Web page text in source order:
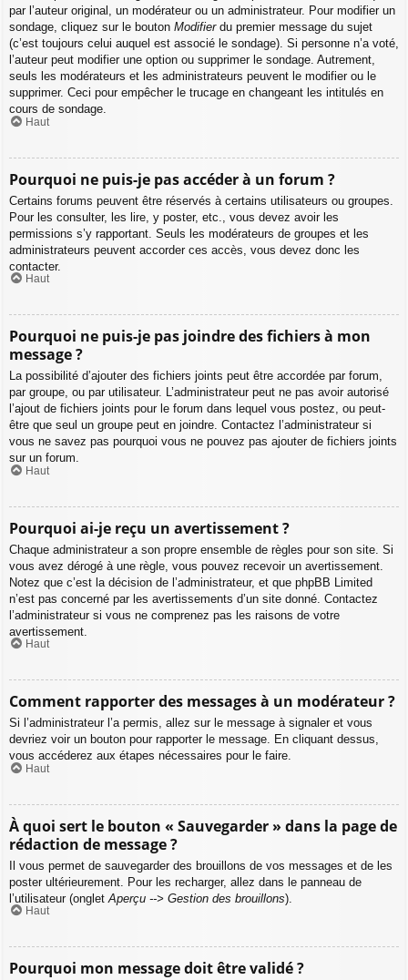
par l’auteur original, un modérateur ou un administrateur. Pour modifier un
sondage, cliquez sur le bouton Modifierdu premier message du sujet
(c’est toujours celui auquel est associé le sondage). Si personne n’a voté,
l’auteur peut modifier une option ou supprimer le sondage. Autrement,
seuls les modérateurs et les administrateurs peuvent le modifier ou le
supprimer. Ceci pour empêcher le trucage en changeant les intitulés en
cours de sondage.
Haut
Pourquoi ne puis-je pas accéder à un forum ?
Certains forums peuvent être réservés à certains utilisateurs ou groupes.
Pour les consulter, les lire, y poster, etc., vous devez avoir les
permissions s’y rapportant. Seuls les modérateurs de groupes et les
administrateurs peuvent accorder ces accès, vous devez donc les
contacter.
Haut
Pourquoi ne puis-je pas joindre des fichiers à mon
message ?
La possibilité d’ajouter des fichiers joints peut être accordée par forum,
par groupe, ou par utilisateur. L’administrateur peut ne pas avoir autorisé
l’ajout de fichiers joints pour le forum dans lequel vous postez, ou peut-
être que seul un groupe peut en joindre. Contactez l’administrateur si
vous ne savez pas pourquoi vous ne pouvez pas ajouter de fichiers joints
sur un forum.
Haut
Pourquoi ai-je reçu un avertissement ?
Chaque administrateur a son propre ensemble de règles pour son site. Si
vous avez dérogé à une règle, vous pouvez recevoir un avertissement.
Notez que c’est la décision de l’administrateur, et que phpBB Limited
n’est pas concerné par les avertissements d’un site donné. Contactez
l’administrateur si vous ne comprenez pas les raisons de votre
avertissement.
Haut
Comment rapporter des messages à un modérateur ?
Si l’administrateur l’a permis, allez sur le message à signaler et vous
devriez voir un bouton pour rapporter le message. En cliquant dessus,
vous accéderez aux étapes nécessaires pour le faire.
Haut
À quoi sert le bouton « Sauvegarder » dans la page de
rédaction de message ?
Il vous permet de sauvegarder des brouillons de vos messages et de les
poster ultérieurement. Pour les recharger, allez dans le panneau de
l’utilisateur (onglet Aperçu --> Gestion des brouillons).
Haut
Pourquoi mon message doit être validé ?